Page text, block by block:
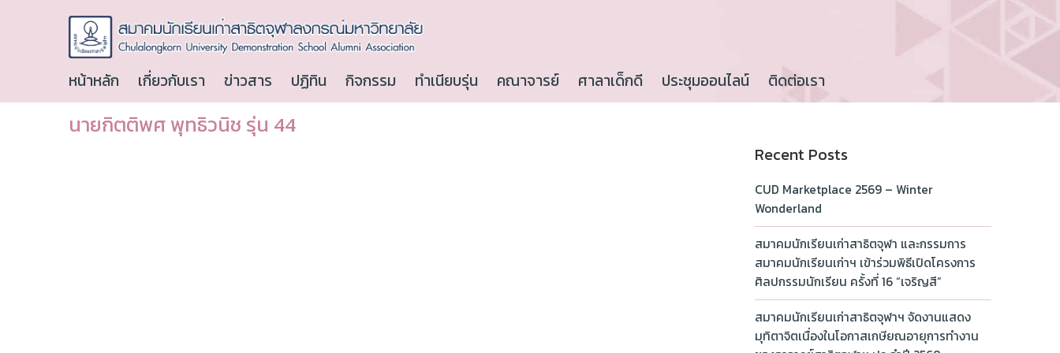
หน้าหลัก เกี่ยวกับเรา ข่าวสาร ปฏิทิน กิจกรรม ทำเนียบรุ่น คณาจารย์ ศาลาเด็กดี ประชุมออนไลน์ ติดต่อเรา
นายกิตติพศ พุทธิวนิช รุ่น 44
Recent Posts
CUD Marketplace 2569 – Winter
Wonderland
สมาคมนักเรียนเก่าสาธิตจุฬา และกรรมการ
สมาคมนักเรียนเก่าฯ เข้าร่วมพิธีเปิดโครงการ
ศิลปกรรมนักเรียน ครั้งที่ 16 “เจริญสี”
สมาคมนักเรียนเก่าสาธิตจุฬาฯ จัดงานแสดง
มุทิตาจิตเนื่องในโอกาสเกษียณอายุการทำงาน